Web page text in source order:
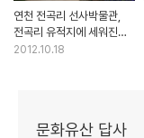
연천 전곡리 선사박물관,
전곡리 유적지에 세워진
자연사박물관
2012.10.18
문화유산 답사